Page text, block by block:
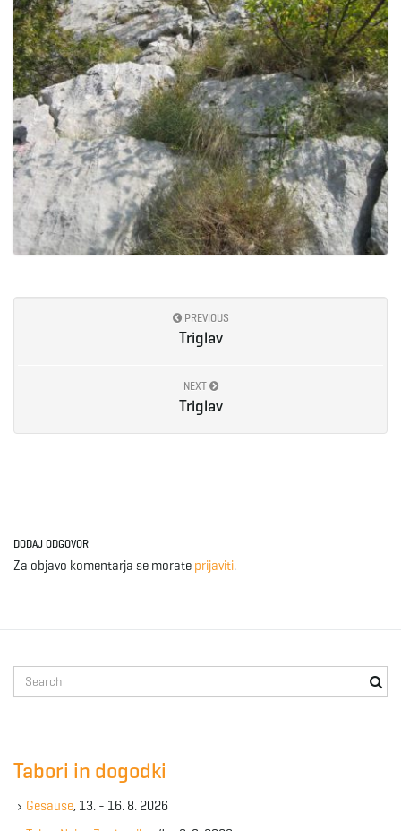
PREVIOUS
Triglav
NEXT
Triglav
DODAJ ODGOVOR
Za objavo komentarja se morate prijaviti.
e
e
Tabori in dogodki
Gesause, 13. - 16. 8. 2026